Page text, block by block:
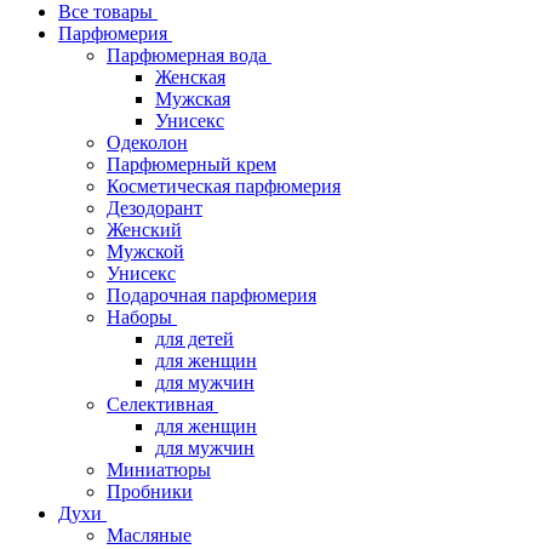
Все товары
Парфюмерия
Парфюмерная вода
Женская
Мужская
Унисекс
Одеколон
Парфюмерный крем
Косметическая парфюмерия
Дезодорант
Женский
Мужской
Унисекс
Подарочная парфюмерия
Наборы
для детей
для женщин
для мужчин
Селективная
для женщин
для мужчин
Миниатюры
Пробники
Духи
Масляные